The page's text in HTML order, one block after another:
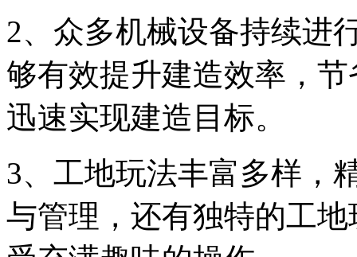
2、众多机械设备持续进
够有效提升建造效率，
迅速实现建造目标。
3、工地玩法丰富多样，
与管理，还有独特的工